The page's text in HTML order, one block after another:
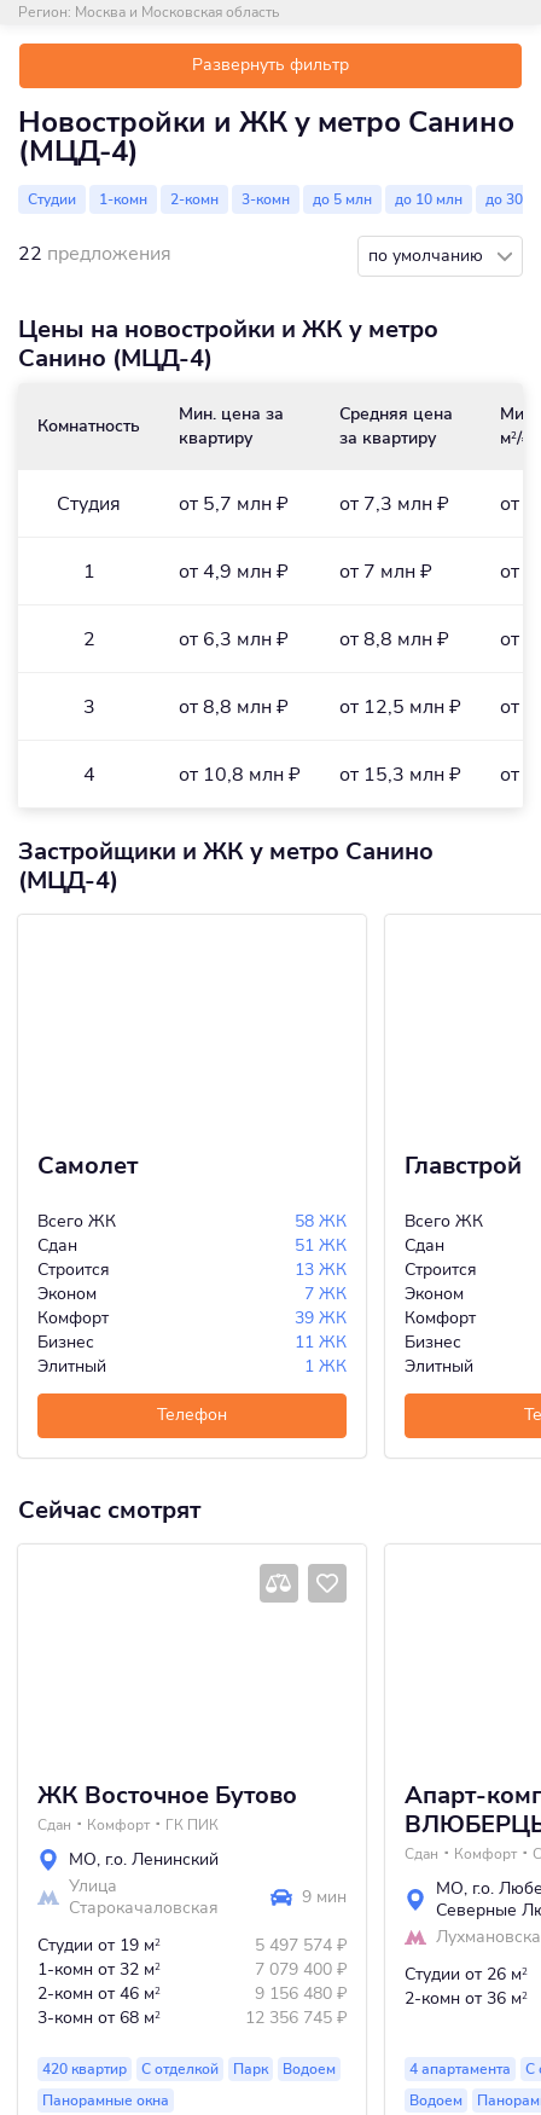
Регион: Москва и Московская область
Развернуть фильтр
Новостройки и ЖК у метро Санино
(МЦД-4)
Студии 1-комн 2-комн 3-комн до 5 млн до 10 млн до 30 м²
22 предложения по умолчанию
Цены на новостройки и ЖК у метро
Санино (МЦД-4)
Комнатность
Мин. цена за
квартиру
Средняя цена
за квартиру
Мин.
м2/₽
Студия от 5,7 млн ₽ от 7,3 млн ₽ от
1 от 4,9 млн ₽ от 7 млн ₽ от
2 от 6,3 млн ₽ от 8,8 млн ₽ от
3 от 8,8 млн ₽ от 12,5 млн ₽ от
4 от 10,8 млн ₽ от 15,3 млн ₽ от
Застройщики и ЖК у метро Санино
(МЦД-4)
Самолет
Всего ЖК
58 ЖК
Сдан
51 ЖК
Строится
13 ЖК
Эконом
7 ЖК
Комфорт
39 ЖК
Бизнес
11 ЖК
Элитный
1 ЖК
Телефон
Главстрой
Всего ЖК
Сдан
Строится
Эконом
Комфорт
Бизнес
Элитный
Сейчас смотрят
ЖК Восточное Бутово
Сдан Комфорт ГК ПИК
МО, г.о. Ленинский
Улица
Старокачаловская
9 мин
Студии от 19 м2 5 497 574 ₽
1-комн от 32 м2 7 079 400 ₽
2-комн от 46 м2 9 156 480 ₽
3-комн от 68 м2 12 356 745 ₽
420 квартир С отделкой Парк
Водоем
Панорамные окна
Апарт-
Сдан Комфорт
МО, г.о.
Северные
Студии от 26 м2
2-комн от 36 м2
4 апартамента
С
Водоем